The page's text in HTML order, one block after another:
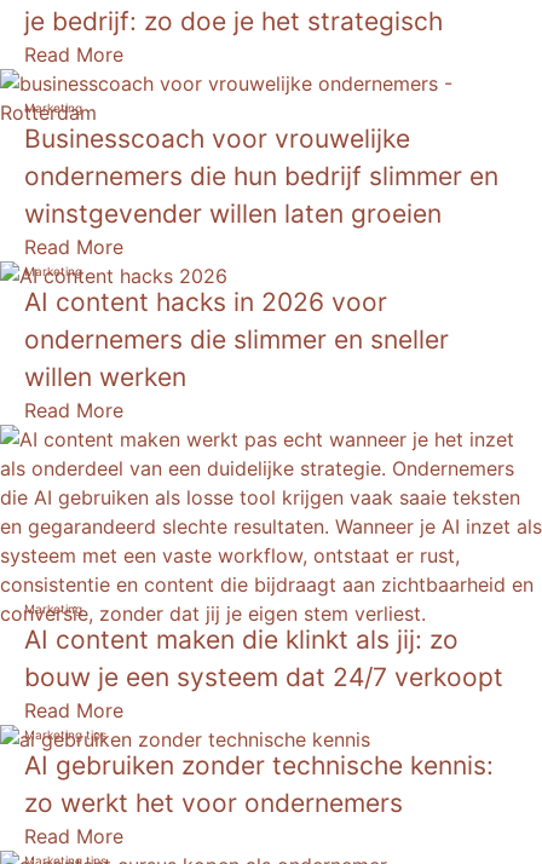
je bedrijf: zo doe je het strategisch
Read More
Marketing
Businesscoach voor vrouwelijke
ondernemers die hun bedrijf slimmer en
winstgevender willen laten groeien
Read More
Marketing
AI content hacks in 2026 voor
ondernemers die slimmer en sneller
willen werken
Read More
Marketing
AI content maken die klinkt als jij: zo
bouw je een systeem dat 24/7 verkoopt
Read More
Marketing tips
AI gebruiken zonder technische kennis:
zo werkt het voor ondernemers
Read More
Marketing tips